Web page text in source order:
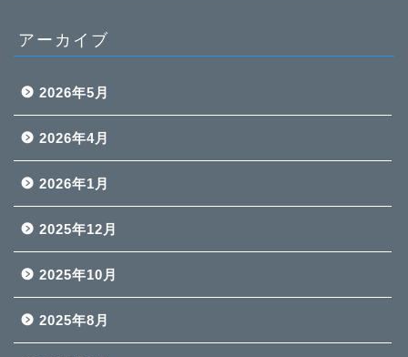
アーカイブ
2026年5月
2026年4月
2026年1月
2025年12月
2025年10月
2025年8月